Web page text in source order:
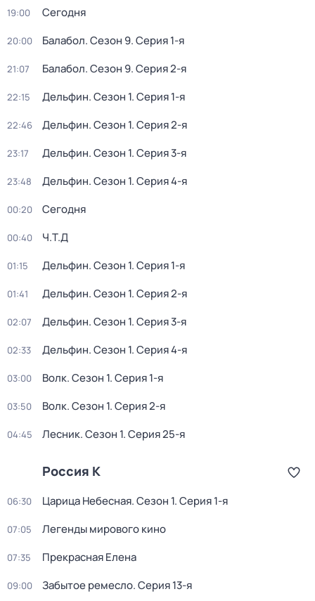
19:00 Сегодня
20:00 Балабол. Сезон 9. Серия 1-я
21:07 Балабол. Сезон 9. Серия 2-я
22:15 Дельфин. Сезон 1. Серия 1-я
22:46 Дельфин. Сезон 1. Серия 2-я
23:17 Дельфин. Сезон 1. Серия 3-я
23:48 Дельфин. Сезон 1. Серия 4-я
00:20 Сегодня
00:40 Ч.T.Д
01:15 Дельфин. Сезон 1. Серия 1-я
01:41 Дельфин. Сезон 1. Серия 2-я
02:07 Дельфин. Сезон 1. Серия 3-я
02:33 Дельфин. Сезон 1. Серия 4-я
03:00 Волк. Сезон 1. Серия 1-я
03:50 Волк. Сезон 1. Серия 2-я
04:45 Лесник. Сезон 1. Серия 25-я
Россия К
06:30 Царица Небесная. Сезон 1. Серия 1-я
07:05 Легенды мирового кино
07:35 Прекрасная Елена
09:00 Забытое ремесло. Серия 13-я